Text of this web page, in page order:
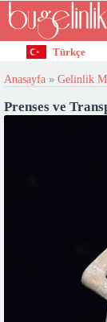
Türkçe
Anasayfa » Gelinlik
Prenses ve